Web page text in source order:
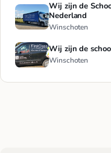
Wij zijn de
Nederland
Winschoten
Wij zijn de
Winschoten